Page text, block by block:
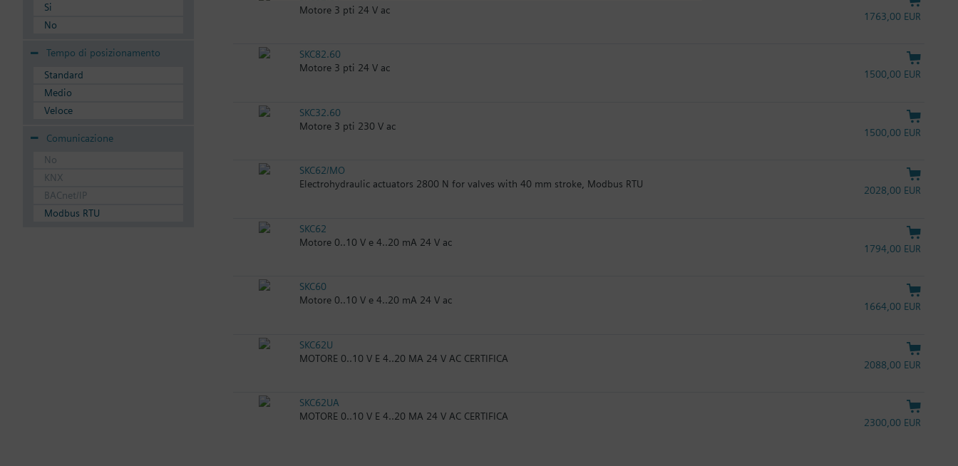
Si
No
Tempo di posizionamento
Standard
Medio
Veloce
Comunicazione
No
KNX
BACnet/IP
Modbus RTU
Motore 3 pti 24 V ac
1763,00 EUR
SKC82.60
Motore 3 pti 24 V ac
1500,00 EUR
SKC32.60
Motore 3 pti 230 V ac
1500,00 EUR
SKC62/MO
Electrohydraulic actuators 2800 N for valves with 40 mm stroke, Modbus RTU
2028,00 EUR
SKC62
Motore 0..10 V e 4..20 mA 24 V ac
1794,00 EUR
SKC60
Motore 0..10 V e 4..20 mA 24 V ac
1664,00 EUR
SKC62U
MOTORE 0..10 V E 4..20 MA 24 V AC CERTIFICA
2088,00 EUR
SKC62UA
MOTORE 0..10 V E 4..20 MA 24 V AC CERTIFICA
2300,00 EUR